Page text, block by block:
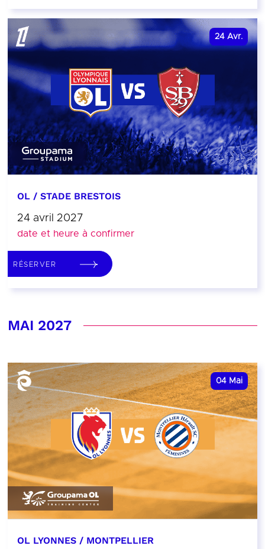
24 Avr.
OL / STADE BRESTOIS
24 avril 2027
date et heure à confirmer
RÉSERVER
MAI 2027
04 Mai
OL LYONNES / MONTPELLIER